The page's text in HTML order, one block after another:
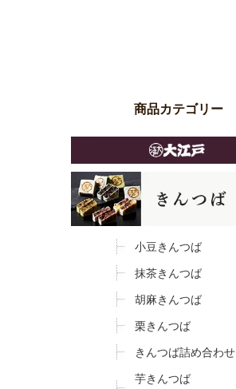
商品カテゴリー
小豆きんつば
抹茶きんつば
胡麻きんつば
栗きんつば
きんつば詰め合わせ
芋きんつば